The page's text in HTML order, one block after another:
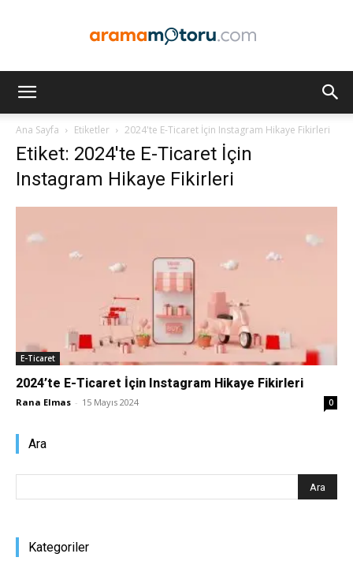
Motoru
ve
Pazarlaması
Ana Sayfa Etiketler 2024'te E-Ticaret İçin Instagram Hikaye Fikirleri
Etiket: 2024'te E-Ticaret İçin
Instagram Hikaye Fikirleri
E-Ticaret
2024’te E-Ticaret İçin Instagram Hikaye Fikirleri
Rana Elmas - 15 Mayıs 2024 0
Ara
Kategoriler